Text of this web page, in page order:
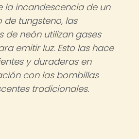
la incandescencia de un
de tungsteno, las
de neón utilizan gases
emitir luz. Esto las hace
y duraderas en
con las bombillas
tradicionales.